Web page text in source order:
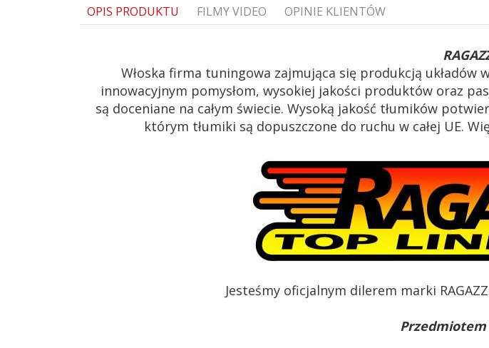
OPIS PRODUKTU FILMY VIDEO OPINIE KLIENTÓW
Włoska firma tuningowa zajmująca się produkcją
innowacyjnym pomysłom, wysokiej jakości produktów oraz
są doceniane na całym świecie. Wysoką jakość tłumików
którym tłumiki są dopuszczone do ruchu w całej UE.
Jesteśmy oficjalnym dilerem marki